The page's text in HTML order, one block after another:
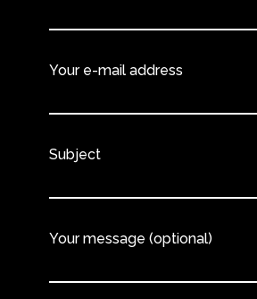
Your e-mail address
Subject
Your message (optional)